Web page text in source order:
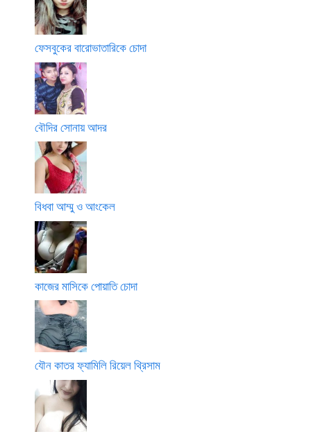
ফেসবুকের বারোভাতারিকে চোদা
বৌদির সোনায় আদর
বিধবা আম্মু ও আংকেল
কাজের মাসিকে পোয়াতি চোদা
যৌন কাতর ফ্যামিলি রিয়েল থ্রিসাম